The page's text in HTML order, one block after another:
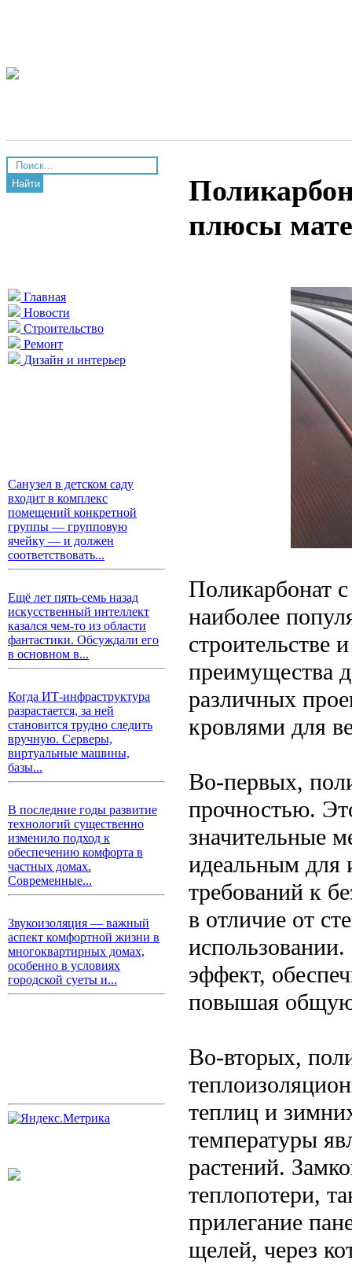
Найти
Главная
Новости
Строительство
Ремонт
Дизайн и интерьер
Санузел в детском саду
входит в комплекс
помещений конкретной
группы — групповую
ячейку — и должен
соответствовать...
Ещё лет пять-семь назад
искусственный интеллект
казался чем-то из области
фантастики. Обсуждали его
в основном в...
Когда ИТ-инфраструктура
разрастается, за ней
становится трудно следить
вручную. Серверы,
виртуальные машины,
базы...
В последние годы развитие
технологий существенно
изменило подход к
обеспечению комфорта в
частных домах.
Современные...
Звукоизоляция — важный
аспект комфортной жизни в
многоквартирных домах,
особенно в условиях
городской суеты и...
плюсы
Поликарбонат
наиболее
строительстве
преимущества
различных
кровлями для
Во-первых,
прочностью.
значительные
идеальным для
требований к
в отличие от
использовании.
эффект,
повышая общую
Во-вторых,
теплиц и
температуры
растений.
теплопотери,
прилегание
щелей, через